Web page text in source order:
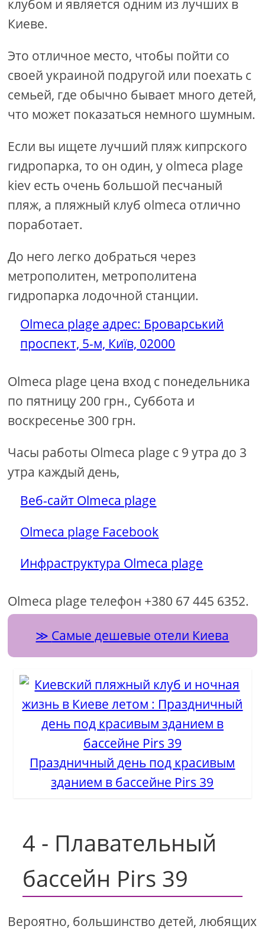
клубом и является одним из лучших в
Киеве.
Это отличное место, чтобы пойти со
своей украиной подругой или поехать с
семьей, где обычно бывает много детей,
что может показаться немного шумным.
Если вы ищете лучший пляж кипрского
гидропарка, то он один, у olmeca plage
kiev есть очень большой песчаный
пляж, а пляжный клуб olmeca отлично
поработает.
До него легко добраться через
метрополитен, метрополитена
гидропарка лодочной станции.
Olmeca plage адрес: Броварський
проспект, 5-м, Київ, 02000
Olmeca plage цена вход с понедельника
по пятницу 200 грн., Суббота и
воскресенье 300 грн.
Часы работы Olmeca plage с 9 утра до 3
утра каждый день,
Веб-сайт Olmeca plage
Olmeca plage Facebook
Инфраструктура Olmeca plage
Olmeca plage телефон +380 67 445 6352.
Самые дешевые отели Киева
Праздничный день под красивым
зданием в бассейне Pirs 39
4 - Плавательный
бассейн Pirs 39
Вероятно, большинство детей, любящих